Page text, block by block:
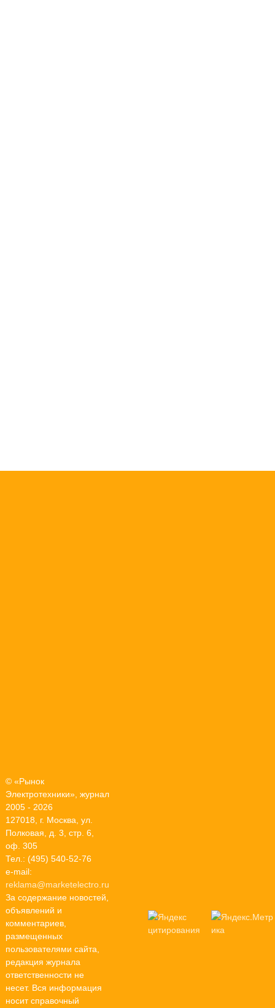
© «Рынок
Электротехники», журнал
2005 - 2026
127018, г. Москва, ул.
Полковая, д. 3, стр. 6,
оф. 305
Тел.: (495) 540-52-76
e-mail:
reklama@marketelectro.ru
За содержание новостей,
объявлений и
комментариев,
размещенных
пользователями сайта,
редакция журнала
ответственности не
несет. Вся информация
носит справочный